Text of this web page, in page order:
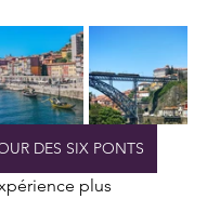
DES SIX PONTS
plus